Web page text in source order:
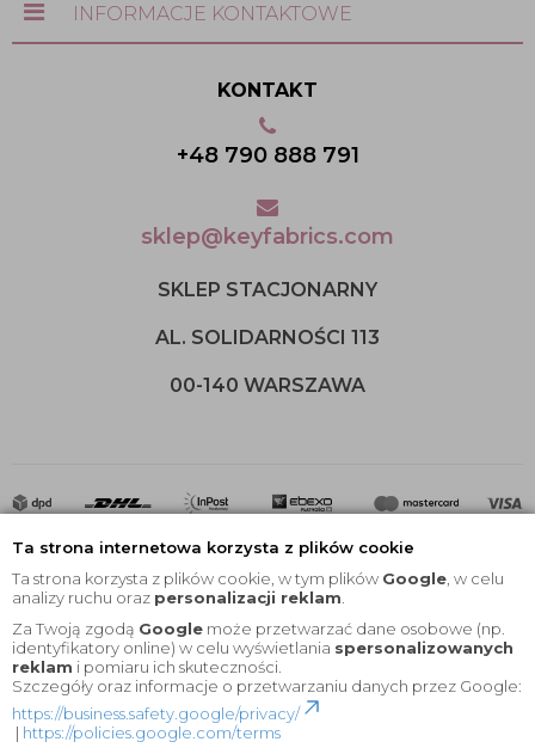
Ta strona internetowa korzysta z plików cookie
Ta strona korzysta z plików cookie, w tym plików Google , w celu
analizy ruchu oraz personalizacji reklam
Za Twoją zgodą Google może przetwarzać dane osobowe (np.
identyfikatory online) w celu wyświetlania spersonalizowanych
reklam i pomiaru ich skuteczności.
Szczegóły oraz informacje o przetwarzaniu danych przez Google:
https://business.safety.google/privacy/
| https://policies.google.com/terms
INFORMACJE KONTAKTOWE
KONTAKT
+48 790 888 791
sklep@keyfabrics.com
SKLEP STACJONARNY
AL. SOLIDARNOŚCI 113
00-140 WARSZAWA
2020 © Wszelkie Prawa Zastrzeżone |KEYfabrics
Projekt i oprogramowanie sklepu: